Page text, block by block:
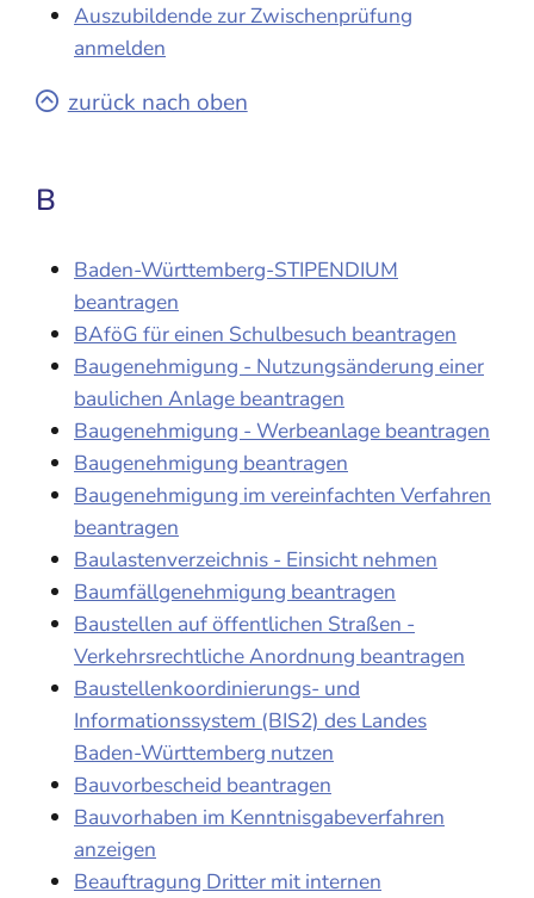
Auszubildende zur Zwischenprüfung
anmelden
zurück nach oben
B
Baden-Württemberg-STIPENDIUM
beantragen
BAföG für einen Schulbesuch beantragen
Baugenehmigung - Nutzungsänderung einer
baulichen Anlage beantragen
Baugenehmigung - Werbeanlage beantragen
Baugenehmigung beantragen
Baugenehmigung im vereinfachten Verfahren
beantragen
Baulastenverzeichnis - Einsicht nehmen
Baumfällgenehmigung beantragen
Baustellen auf öffentlichen Straßen -
Verkehrsrechtliche Anordnung beantragen
Baustellenkoordinierungs- und
Informationssystem (BIS2) des Landes
Baden-Württemberg nutzen
Bauvorbescheid beantragen
Bauvorhaben im Kenntnisgabeverfahren
anzeigen
Beauftragung Dritter mit internen